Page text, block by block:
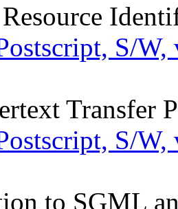
S/
Transfer
S/
to SGML